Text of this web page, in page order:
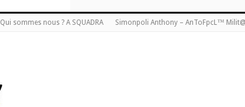
Qui sommes nous ? A SQUADRA Simonpoli Anthony – AnToFpcL™